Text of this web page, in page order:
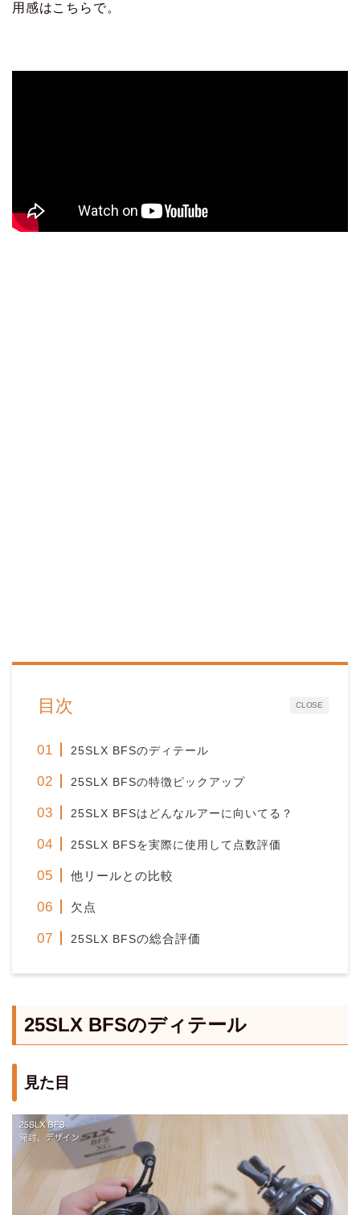
用感はこちらで。
CLOSE
目次
25SLX BFSのディテール
25SLX BFSの特徴ピックアップ
25SLX BFSはどんなルアーに向いてる？
25SLX BFSを実際に使用して点数評価
他リールとの比較
欠点
25SLX BFSの総合評価
25SLX BFSのディテール
見た目